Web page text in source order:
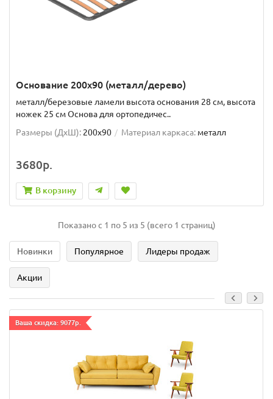
Основание 200x90 (металл/дерево)
металл/березовые ламели высота основания 28 см, высота
ножек 25 см Основа для ортопедичес..
Размеры (ДxШ): 200x90 Материал каркаса: металл
3680р.
В корзину
Показано с 1 по 5 из 5 (всего 1 страниц)
Новинки Популярное Лидеры продаж
Акции
Ваша скидка: 9077р.